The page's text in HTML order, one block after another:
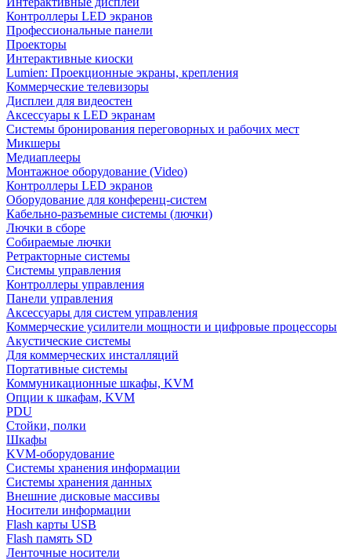
Контроллеры LED экранов
Профессиональные панели
Проекторы
Интерактивные киоски
Lumien: Проекционные экраны, крепления
Коммерческие телевизоры
Дисплеи для видеостен
Аксессуары к LED экранам
Системы бронирования переговорных и рабочих мест
Микшеры
Медиаплееры
Монтажное оборудование (Video)
Контроллеры LED экранов
Оборудование для конференц-систем
Кабельно-разъемные системы (лючки)
Лючки в сборе
Собираемые лючки
Ретракторные системы
Системы управления
Контроллеры управления
Панели управления
Аксессуары для систем управления
Коммерческие усилители мощности и цифровые процессоры
Акустические системы
Для коммерческих инсталляций
Портативные системы
Коммуникационные шкафы, KVM
Опции к шкафам, KVM
PDU
Стойки, полки
Шкафы
KVM-оборудование
Системы хранения информации
Системы хранения данных
Внешние дисковые массивы
Носители информации
Flash карты USB
Flash память SD
Ленточные носители